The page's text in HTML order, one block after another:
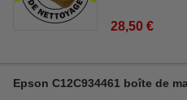
28,50 €
Epson C12C934461 boîte de